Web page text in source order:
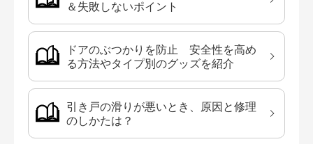
＆失敗しないポイント
ドアのぶつかりを防止 安全性を高め
る方法やタイプ別のグッズを紹介
引き戸の滑りが悪いとき、原因と修理
のしかたは？